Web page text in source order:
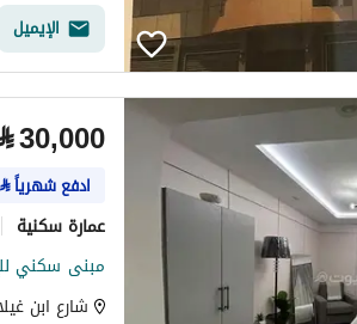
الإيميل
30,000
ادفع شهرياً⃁
عمارة سكنية
مبنى سكني
شارع ابن